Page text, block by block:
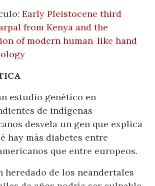
Early Pleistocene third
from Kenya and the
of modern human-like hand
estudio genético en
de indígenas
desvela un gen que explica
hay más diabetes entre
que entre europeos.
heredado de los neandertales